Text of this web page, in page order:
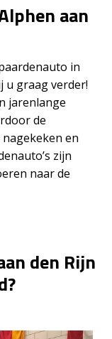
aan
in
u graag verder!
jarenlange
de
en
zijn
naar de
den Rijn